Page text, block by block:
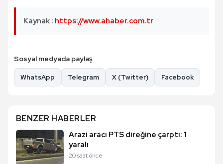
Kaynak : https://www.ahaber.com.tr
Sosyal medyada paylaş
WhatsApp Telegram X (Twitter) Facebook
BENZER HABERLER
Arazi aracı PTS direğine çarptı: 1
yaralı
20 saat önce